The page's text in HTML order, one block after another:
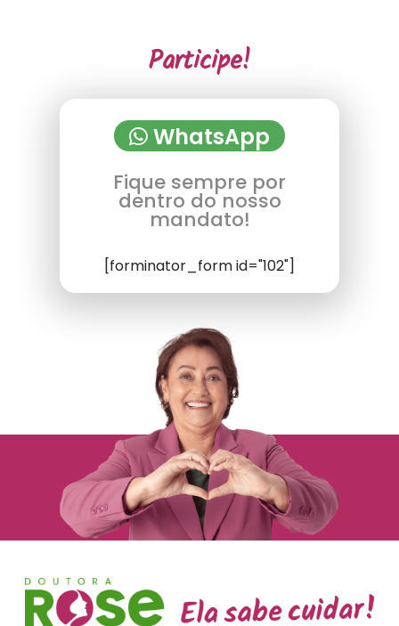
Participe!
WhatsApp
Fique sempre por
dentro do nosso
mandato!
[forminator_form id="102"]